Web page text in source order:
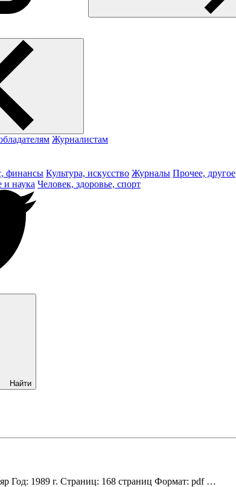
Журналистам
финансы Культура, искусство Журналы Прочее, другое
и наука Человек, здоровье, спорт
Найти
Год: 1989 г. Страниц: 168 страниц Формат: pdf …